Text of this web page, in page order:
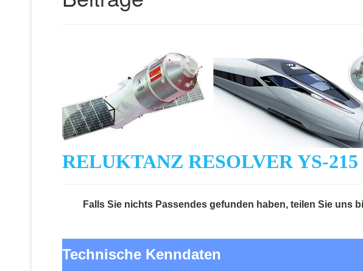
RELUKTANZ RESOLVER YS-215
Falls Sie nichts Passendes gefunden haben, teilen Sie uns
Technische Kenndaten